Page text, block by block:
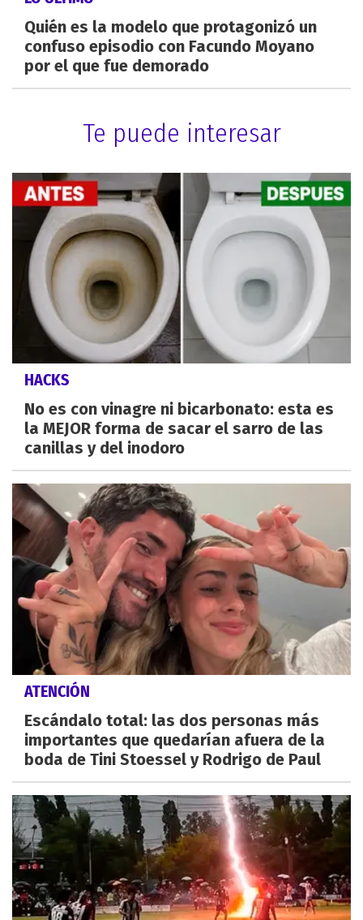
Quién es la modelo que protagonizó un
confuso episodio con Facundo Moyano
por el que fue demorado
Te puede interesar
HACKS
No es con vinagre ni bicarbonato: esta es
la MEJOR forma de sacar el sarro de las
canillas y del inodoro
ATENCIÓN
Escándalo total: las dos personas más
importantes que quedarían afuera de la
boda de Tini Stoessel y Rodrigo de Paul